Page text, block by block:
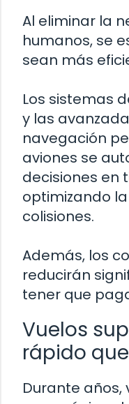
Al eliminar la
humanos, se
sean más
Los sistemas
y las
navegación
aviones se
decisiones en
optimizando
colisiones.
Además, los
reducirán
tener que
Vuelos
rápido
Durante